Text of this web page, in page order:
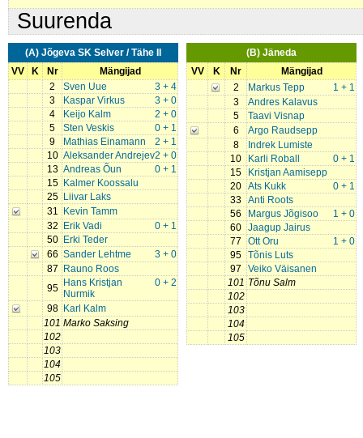
Suurenda
(A) Jõgeva SK Selver / Tähe II
VV
K Nr
Mängijad
2
3 + 4
Sven Uue
3
3 + 0
Kaspar Virkus
4
2 + 0
Keijo Kalm
5
0 + 1
Sten Veskis
9
2 + 1
Mathias Einamann
10
2 + 0
Aleksander Andrejev
13
0 + 1
Andreas Õun
15
Kalmer Koossalu
25
Liivar Laks
31
Kevin Tamm
32
0 + 1
Erik Vadi
50
Erki Teder
66
3 + 0
Sander Lehtme
87
Rauno Roos
95
0 + 2
Hans Kristjan
Nurmik
98
Karl Kalm
101 Marko Saksing
102
103
104
105
(B) Jäneda
VV
K Nr
Mängijad
2
1 + 1
Markus Tepp
3
Andres Kalavus
5
Taavi Visnap
6
Argo Raudsepp
8
Indrek Lumiste
10
0 + 1
Karli Roball
15
Kristjan Aamisepp
20
0 + 1
Ats Kukk
33 Anti Roots
56
1 + 0
Margus Jõgisoo
60 Jaagup Jairus
77
1 + 0
Ott Oru
95 Tõnis Luts
97
Veiko Väisanen
101 Tõnu Salm
102
103
104
105